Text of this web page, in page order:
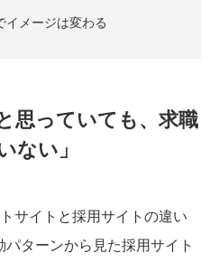
イメージは変わる
思っていても、求職
ない」
サイトと採用サイトの違い
ターンから見た採用サイト